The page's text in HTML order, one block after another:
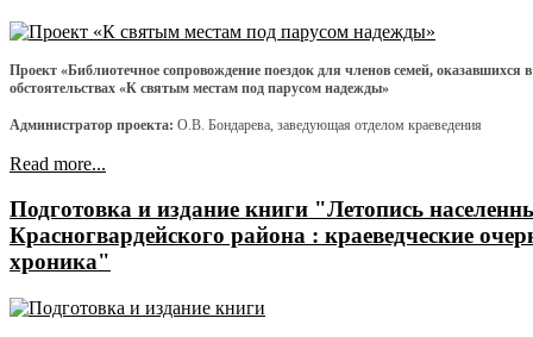
Проект «Библиотечное сопровождение поездок для членов семей, оказавшихся
обстоятельствах «К святым местам под парусом надежды»
Администратор проекта: О.В. Бондарева, заведующая отделом краеведения
Read more...
Подготовка и издание книги "Летопись
Красногвардейского района : краеведческие
хроника"